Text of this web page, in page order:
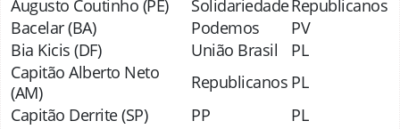
Augusto Coutinho (PE)
SolidariedadeRepublicanos
Bacelar (BA)
Podemos
PV
Bia Kicis (DF)
União Brasil
PL
Capitão Alberto Neto
(AM)
Republicanos PL
Capitão Derrite (SP)
PP
PL